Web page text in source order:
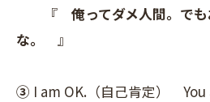
『 俺ってダメ人間。で
な。
』
③ I am OK.（自己肯定）